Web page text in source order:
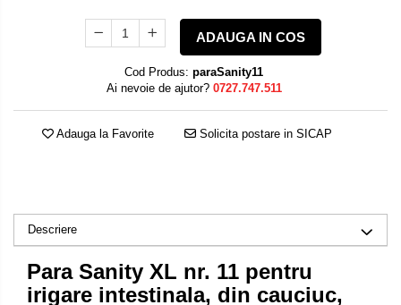
ADAUGA IN COS
Cod Produs: paraSanity11
Ai nevoie de ajutor? 0727.747.511
Adauga la Favorite Solicita postare in SICAP
Descriere
Para Sanity XL nr. 11 pentru
irigare intestinala, din cauciuc,